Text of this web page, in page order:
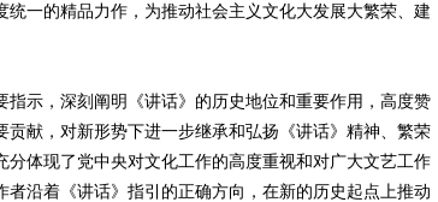
一的精品力作，为推动社会主义文化大发展大繁荣、建
示，深刻阐明《讲话》的历史地位和重要作用，高度赞
献，对新形势下进一步继承和弘扬《讲话》精神、繁荣
体现了党中央对文化工作的高度重视和对广大文艺工作
沿着《讲话》指引的正确方向，在新的历史起点上推动